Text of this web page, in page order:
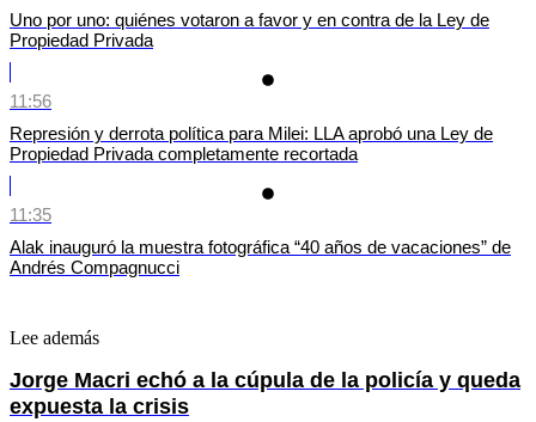
Uno por uno: quiénes votaron a favor y en contra de la Ley de
Propiedad Privada
11:56
Represión y derrota política para Milei: LLA aprobó una Ley de
Propiedad Privada completamente recortada
11:35
Alak inauguró la muestra fotográfica “40 años de vacaciones” de
Andrés Compagnucci
Lee además
Jorge Macri echó a la cúpula de la policía y queda
expuesta la crisis